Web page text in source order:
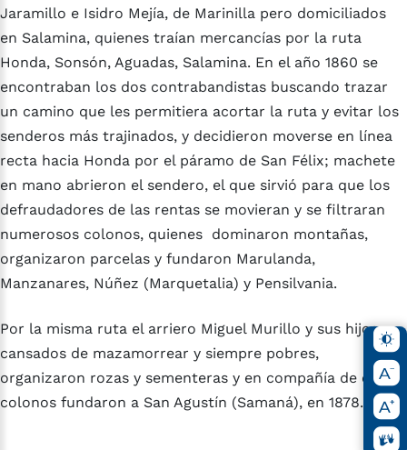
Jaramillo e Isidro Mejía, de Marinilla pero domiciliados
en Salamina, quienes traían mercancías por la ruta
Honda, Sonsón, Aguadas, Salamina. En el año 1860 se
encontraban los dos contrabandistas buscando trazar
un camino que les permitiera acortar la ruta y evitar los
senderos más trajinados, y decidieron moverse en línea
recta hacia Honda por el páramo de San Félix; machete
en mano abrieron el sendero, el que sirvió para que los
defraudadores de las rentas se movieran y se filtraran
numerosos colonos, quienes dominaron montañas,
organizaron parcelas y fundaron Marulanda,
Manzanares, Núñez (Marquetalia) y Pensilvania.
Por la misma ruta el arriero Miguel Murillo y sus hijos,
cansados de mazamorrear y siempre pobres,
organizaron rozas y sementeras y en compañía de otros
colonos fundaron a San Agustín (Samaná), en 1878.